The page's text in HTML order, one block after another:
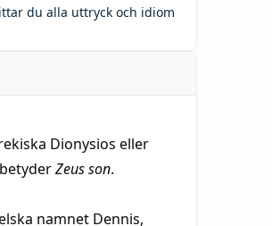
du alla uttryck och idiom
Dionysios eller
Zeus son.
namnet Dennis,